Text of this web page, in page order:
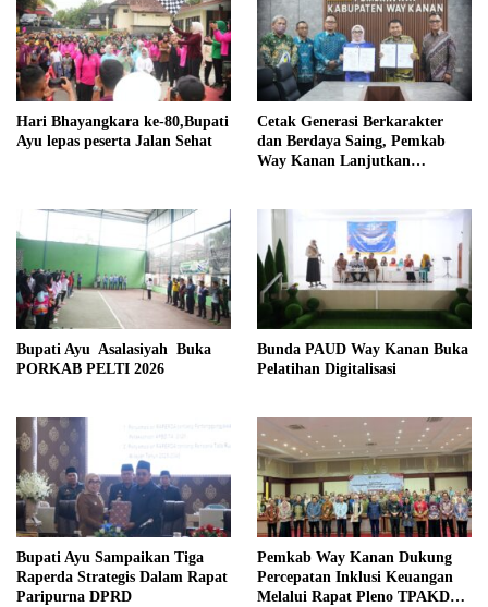
Hari Bhayangkara ke-80,Bupati
Ayu lepas peserta Jalan Sehat
Cetak Generasi Berkarakter
dan Berdaya Saing, Pemkab
Way Kanan Lanjutkan
Bupati Ayu Asalasiyah Buka
PORKAB PELTI 2026
Bunda PAUD Way Kanan Buka
Pelatihan Digitalisasi
Bupati Ayu Sampaikan Tiga
Raperda Strategis Dalam Rapat
Paripurna DPRD
Pemkab Way Kanan Dukung
Percepatan Inklusi Keuangan
Melalui Rapat Pleno TPAKD